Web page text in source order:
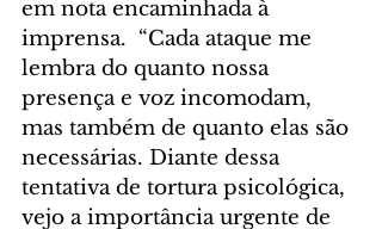
em nota encaminhada à
imprensa.  “Cada ataque me
lembra do quanto nossa
presença e voz incomodam,
mas também de quanto elas são
necessárias. Diante dessa
tentativa de tortura psicológica,
vejo a importância urgente de